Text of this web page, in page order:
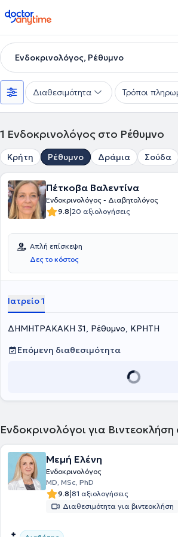
doctoranytime
Ενδοκρινολόγος, Ρέθυμνο
Διαθεσιμότητα Τρόποι
1 Ενδοκρινολόγος στο Ρέθυμνο
Κρήτη Ρέθυμνο Δράμια Σούδα
Πέτκοβα Βαλεντίνα
Ενδοκρινολόγος - Διαβητολόγος
9.8|20 αξιολογήσεις
Απλή επίσκεψη
Δες το κόστος
Ιατρείο 1
ΔΗΜΗΤΡΑΚΑΚΗ 31, Ρέθυμνο, ΚΡΗΤΗ
Επόμενη διαθεσιμότητα
Ενδοκρινολόγοι για
Μεμή Ελένη
Ενδοκρινολόγος
MD, MSc, PhD
9.8|81 αξιολογήσεις
Διαθεσιμότητα για βιντεοκλήση